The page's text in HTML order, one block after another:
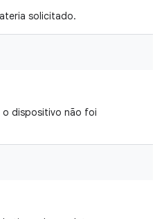
solicitado.
o dispositivo não foi